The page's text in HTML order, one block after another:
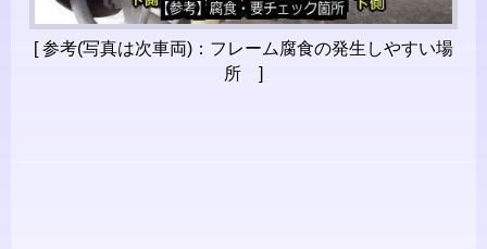
[ 参考(写真は次車両)：フレーム腐食の発生しやすい場
所 ]